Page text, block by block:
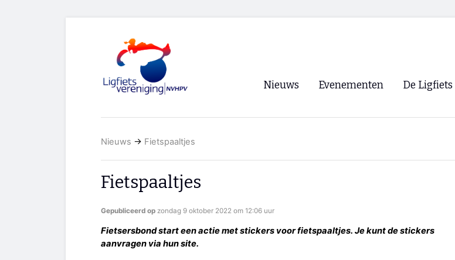
Nieuws Evenementen
WK Ligfietsen 2026
CycleVision
De Ligfiets
Nieuws → Fietspaaltjes
Fietspaaltjes
Gepubliceerd op zondag 9 oktober 2022 om 12:06 uur
Fietsersbond start een actie met stickers voor fietspaaltjes. Je kunt de stickers
aanvragen via hun site.